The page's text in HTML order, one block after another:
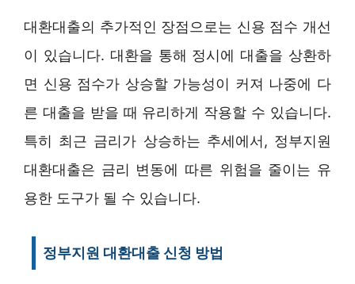
대환대출의 추가적인 장점으로는 신용 점수 개선
이 있습니다. 대환을 통해 정시에 대출을 상환하
면 신용 점수가 상승할 가능성이 커져 나중에 다
른 대출을 받을 때 유리하게 작용할 수 있습니다.
특히 최근 금리가 상승하는 추세에서, 정부지원
대환대출은 금리 변동에 따른 위험을 줄이는 유
용한 도구가 될 수 있습니다.
정부지원 대환대출 신청 방법